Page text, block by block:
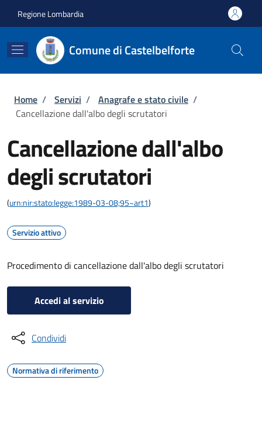
Regione Lombardia
Comune di Castelbelforte
Briciole di pane
Home / Servizi / Anagrafe e stato civile /
Cancellazione dall'albo degli scrutatori
Cancellazione dall'albo
degli scrutatori
(urn:nir:stato:legge:1989-03-08;95~art1)
Servizio attivo
Procedimento di cancellazione dall'albo degli scrutatori
Accedi al servizio
Condividi
Normativa di riferimento